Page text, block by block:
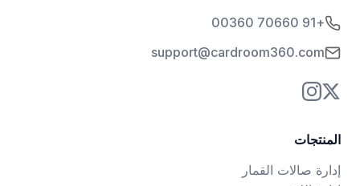
+91 70660 00360
support@cardroom360.com
المنتجات
إدارة صالات القمار